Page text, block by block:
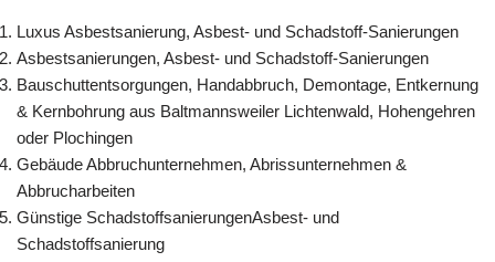
Luxus Asbestsanierung, Asbest- und Schadstoff-Sanierungen
Asbestsanierungen, Asbest- und Schadstoff-Sanierungen
Bauschuttentsorgungen, Handabbruch, Demontage, Entkernung
& Kernbohrung aus Baltmannsweiler Lichtenwald, Hohengehren
oder Plochingen
Gebäude Abbruchunternehmen, Abrissunternehmen &
Abbrucharbeiten
Günstige SchadstoffsanierungenAsbest- und
Schadstoffsanierung